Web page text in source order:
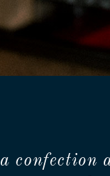
confection